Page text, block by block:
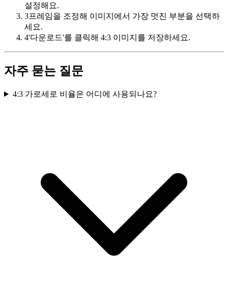
설정해요.
3프레임을 조정해 이미지에서 가장 멋진 부분을 선택하
세요.
4'다운로드'를 클릭해 4:3 이미지를 저장하세요.
자주 묻는 질문
4:3 가로세로 비율은 어디에 사용되나요?